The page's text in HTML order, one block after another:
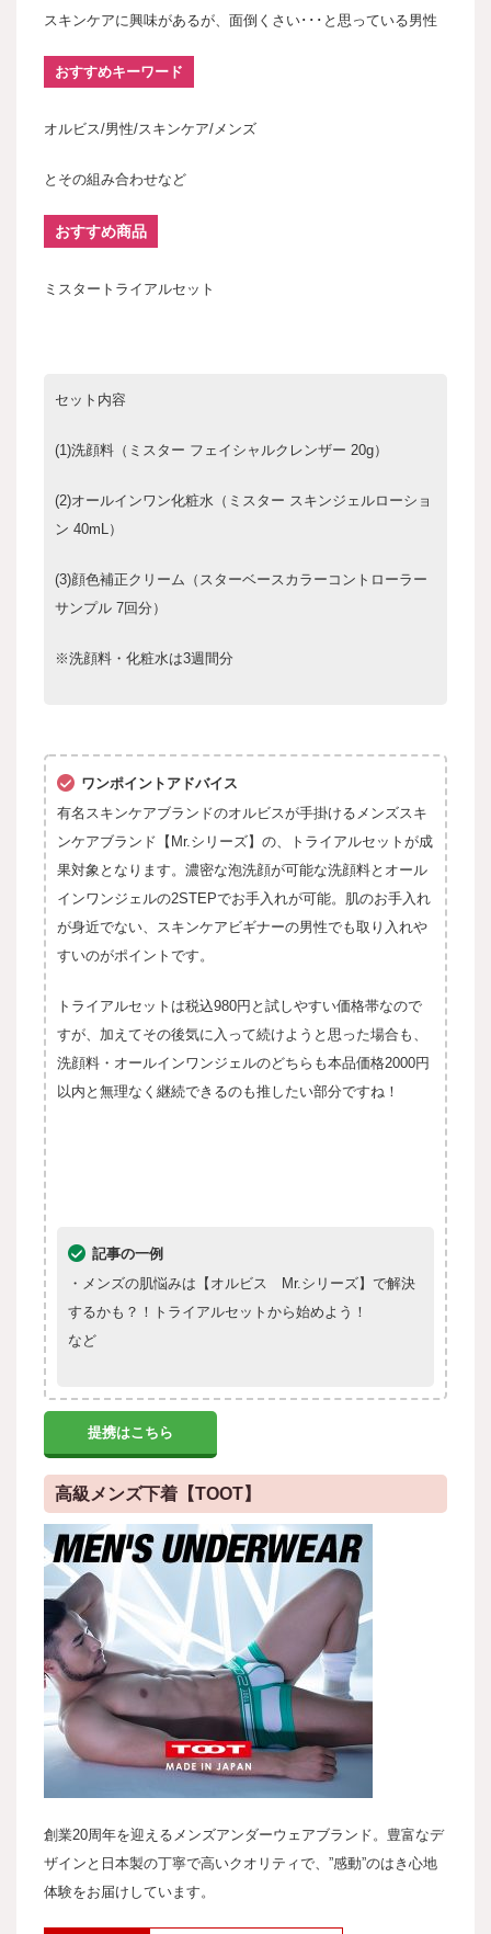
スキンケアに興味があるが、面倒くさい･･･と思っている男性
おすすめキーワード
オルビス/男性/スキンケア/メンズ
とその組み合わせなど
おすすめ商品
ミスタートライアルセット
セット内容
(1)洗顔料（ミスター フェイシャルクレンザー 20g）
(2)オールインワン化粧水（ミスター スキンジェルローショ
ン 40mL）
(3)顔色補正クリーム（スターベースカラーコントローラー
サンプル 7回分）
※洗顔料・化粧水は3週間分
ワンポイントアドバイス
有名スキンケアブランドのオルビスが手掛けるメンズスキ
ンケアブランド【Mr.シリーズ】の、トライアルセットが成
果対象となります。濃密な泡洗顔が可能な洗顔料とオール
インワンジェルの2STEPでお手入れが可能。肌のお手入れ
が身近でない、スキンケアビギナーの男性でも取り入れや
すいのがポイントです。
トライアルセットは税込980円と試しやすい価格帯なので
すが、加えてその後気に入って続けようと思った場合も、
洗顔料・オールインワンジェルのどちらも本品価格2000円
以内と無理なく継続できるのも推したい部分ですね！
記事の一例
・メンズの肌悩みは【オルビス Mr.シリーズ】で解決
するかも？！トライアルセットから始めよう！
など
提携はこちら
高級メンズ下着【TOOT】
創業20周年を迎えるメンズアンダーウェアブランド。豊富なデ
ザインと日本製の丁寧で高いクオリティで、”感動”のはき心地
体験をお届けしています。